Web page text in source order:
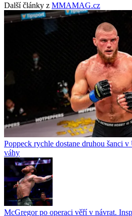
Další články z MMAMAG.cz
Poppeck rychle dostane druhou šanci
váhy
McGregor po operaci věří v návrat.